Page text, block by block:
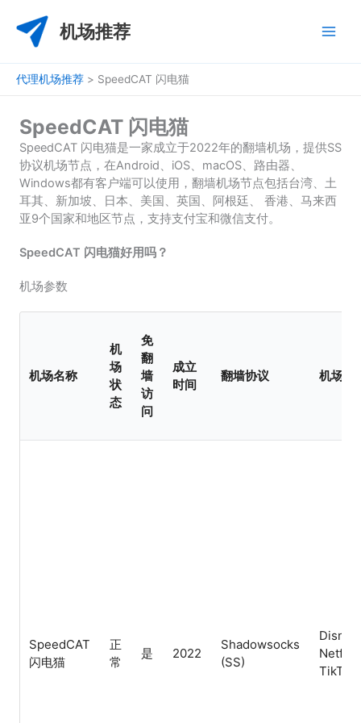
容
机场推荐
代理机场推荐 > SpeedCAT 闪电猫
SpeedCAT 闪电猫
SpeedCAT 闪电猫是一家成立于2022年的翻墙机场，提供SS
协议机场节点，在Android、iOS、macOS、路由器、
Windows都有客户端可以使用，翻墙机场节点包括台湾、土
耳其、新加坡、日本、美国、英国、阿根廷、 香港、马来西
亚9个国家和地区节点，支持支付宝和微信支付。
SpeedCAT 闪电猫好用吗？
机场参数
机场名称
机
场
状
态
免
翻
墙
访
问
成立
时间
翻墙协议 机场解
SpeedCAT
闪电猫
正
常
是 2022
Shadowsocks
(SS)
Netflix,
TikTok